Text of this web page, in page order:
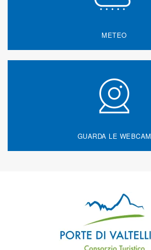
METEO
GUARDA LE WEBCAM